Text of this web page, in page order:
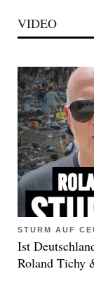
VIDEO
STURM AUF
Ist
Roland Tichy